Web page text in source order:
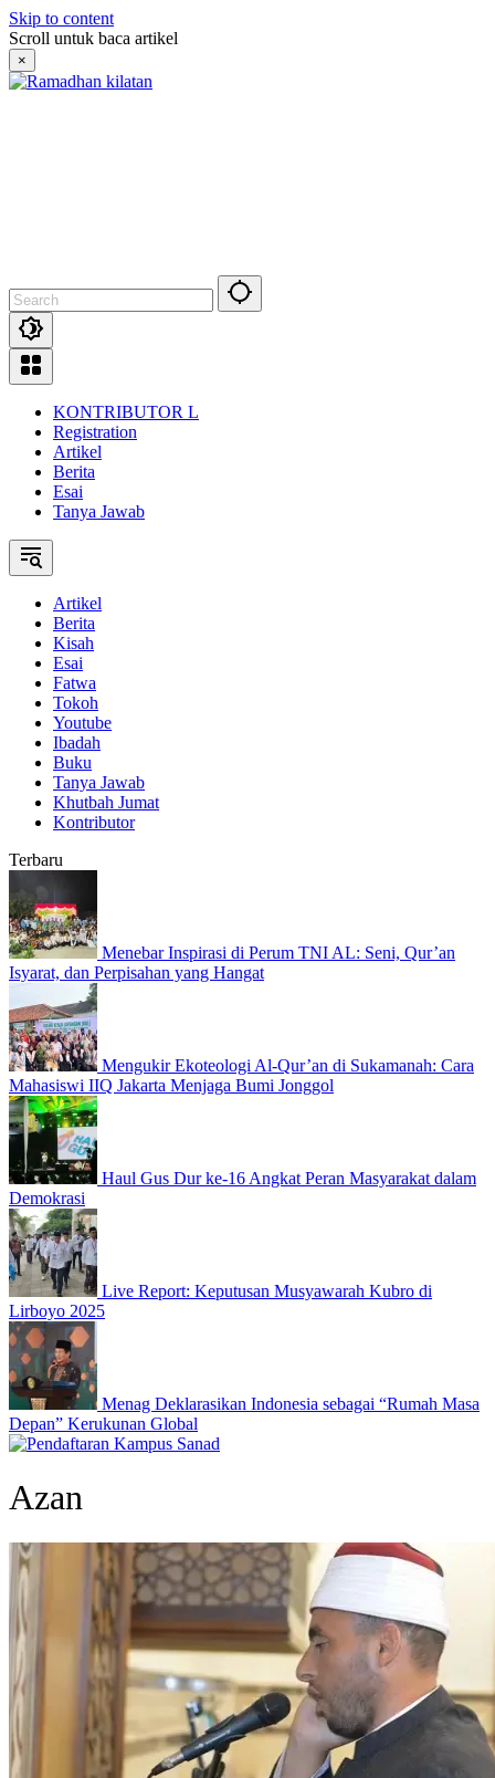
Skip to content
Scroll untuk baca artikel
×
KONTRIBUTOR L
Registration
Artikel
Berita
Esai
Tanya Jawab
Artikel
Berita
Kisah
Esai
Fatwa
Tokoh
Youtube
Ibadah
Buku
Tanya Jawab
Khutbah Jumat
Kontributor
Terbaru
Menebar Inspirasi di Perum TNI AL: Seni, Qur’an
Isyarat, dan Perpisahan yang Hangat
Mengukir Ekoteologi Al-Qur’an di Sukamanah: Cara
Mahasiswi IIQ Jakarta Menjaga Bumi Jonggol
Haul Gus Dur ke-16 Angkat Peran Masyarakat dalam
Demokrasi
Live Report: Keputusan Musyawarah Kubro di
Lirboyo 2025
Menag Deklarasikan Indonesia sebagai “Rumah Masa
Depan” Kerukunan Global
Azan